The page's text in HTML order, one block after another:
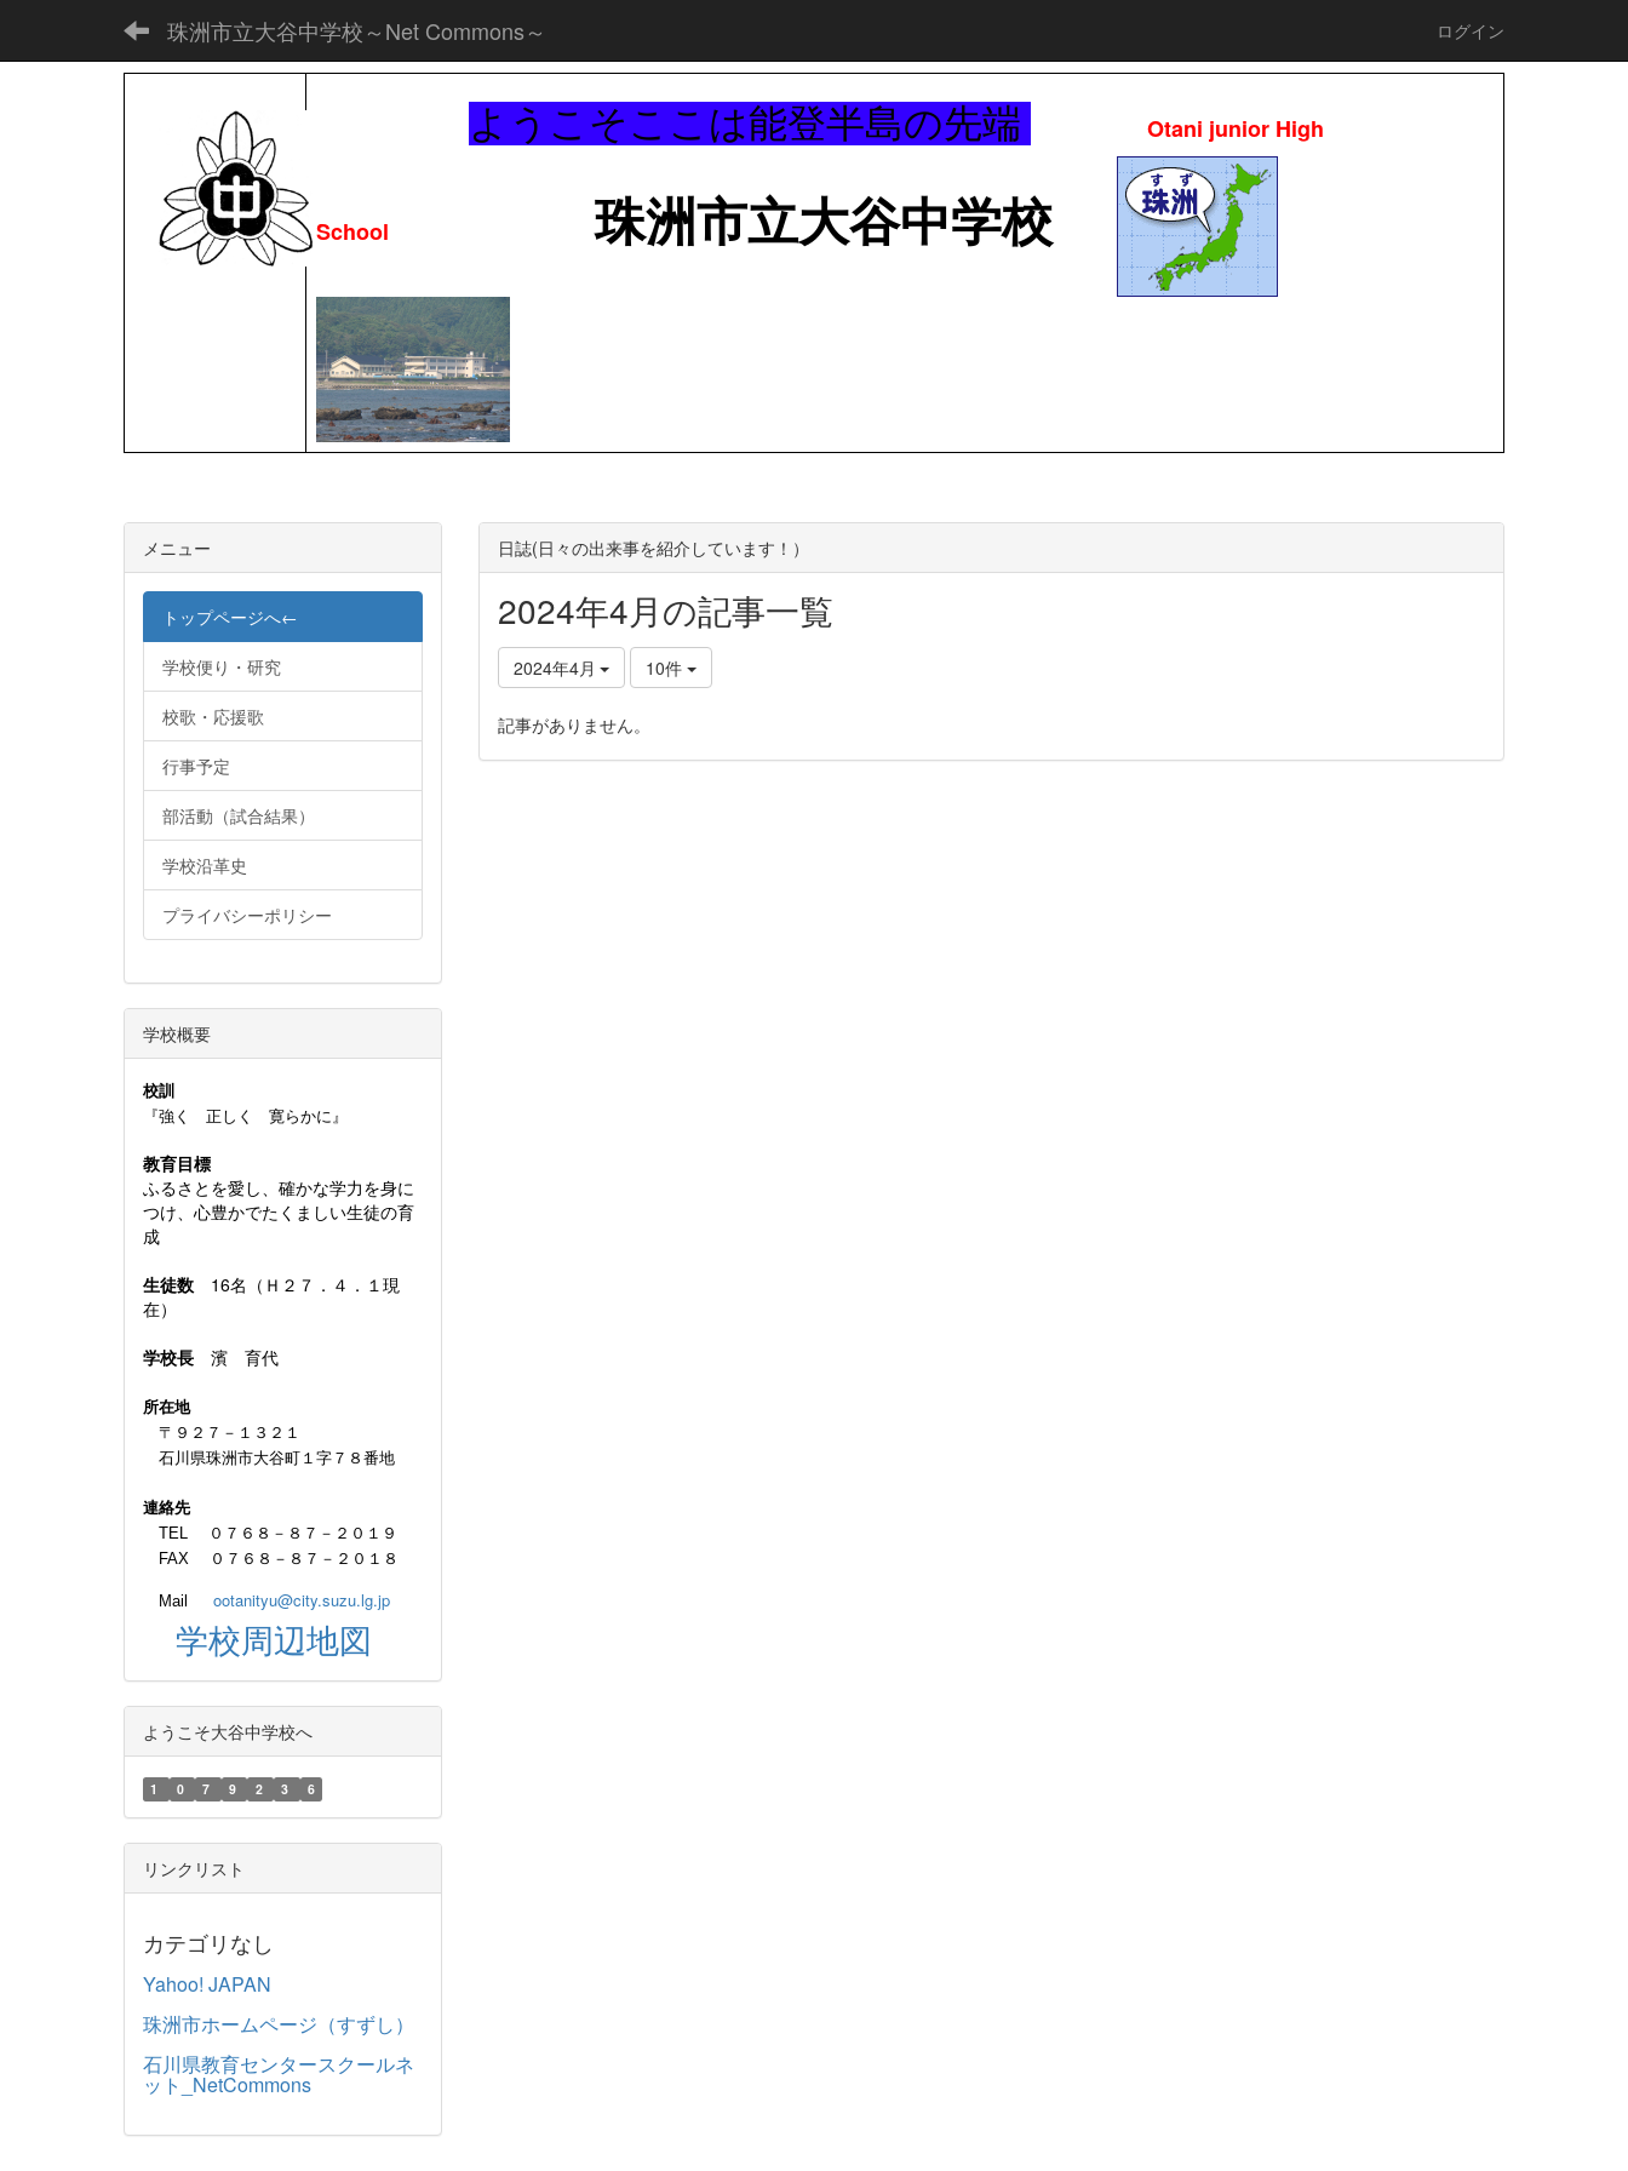
珠洲市立大谷中学校～Net Commons～ ログイン
ようこそここは能登半島の先端 Otani junior High
School 珠洲市立大谷中学校
日誌(日々の出来事を紹介しています！）
2024年4月の記事一覧
2024年4月 10件
記事がありません。
メニュー
トップページへ←
学校便り・研究
校歌・応援歌
行事予定
部活動（試合結果）
学校沿革史
プライバシーポリシー
学校概要
校訓
『強く 正しく 寛らかに』
教育目標
ふるさとを愛し、確かな学力を身に
つけ、心豊かでたくましい生徒の育
成
生徒数 16名（Ｈ２７．４．１現
在）
学校長 濱 育代
所在地
〒９２７－１３２１
石川県珠洲市大谷町１字７８番地
連絡先
TEL ０７６８－８７－２０１９
FAX ０７６８－８７－２０１８
Mail ootanityu@city.suzu.lg.jp
学校周辺地図
ようこそ大谷中学校へ
1 0 7 9 2 3 6
リンクリスト
カテゴリなし
Yahoo! JAPAN
珠洲市ホームページ（すずし）
石川県教育センタースクールネ
ット_NetCommons